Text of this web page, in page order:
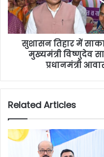
सुशासन तिहार में
मुख्यमंत्री विष्णुदेव
प्रधानमंत्री
Related Articles